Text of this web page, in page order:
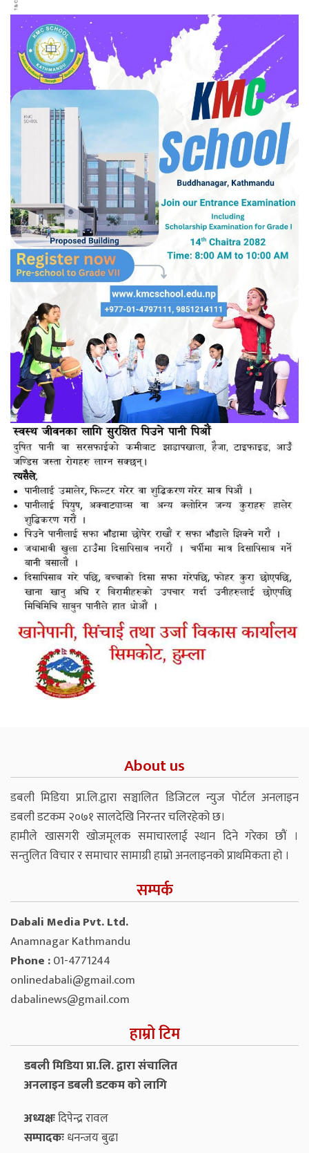
About us
डबली मिडिया प्रा.लि.द्वारा सञ्चालित डिजिटल न्युज पोर्टल अनलाइन
डबली डटकम २०७१ सालदेखि निरन्तर चलिरहेको छ।
हामीले खासगरी खोजमूलक समाचारलाई स्थान दिने गरेका छौं ।
सन्तुलित विचार र समाचार सामाग्री हाम्रो अनलाइनको प्राथमिकता हो ।
सम्पर्क
Dabali Media Pvt. Ltd.
Anamnagar Kathmandu
Phone :01-4771244
onlinedabali@gmail.com
dabalinews@gmail.com
हाम्रो टिम
डबली मिडिया प्रा.लि. द्वारा संचालित
अनलाइन डबली डटकम को लागि
अध्यक्षःदिपेन्द्र रावल
सम्पादकःधनन्‍जय बुढा